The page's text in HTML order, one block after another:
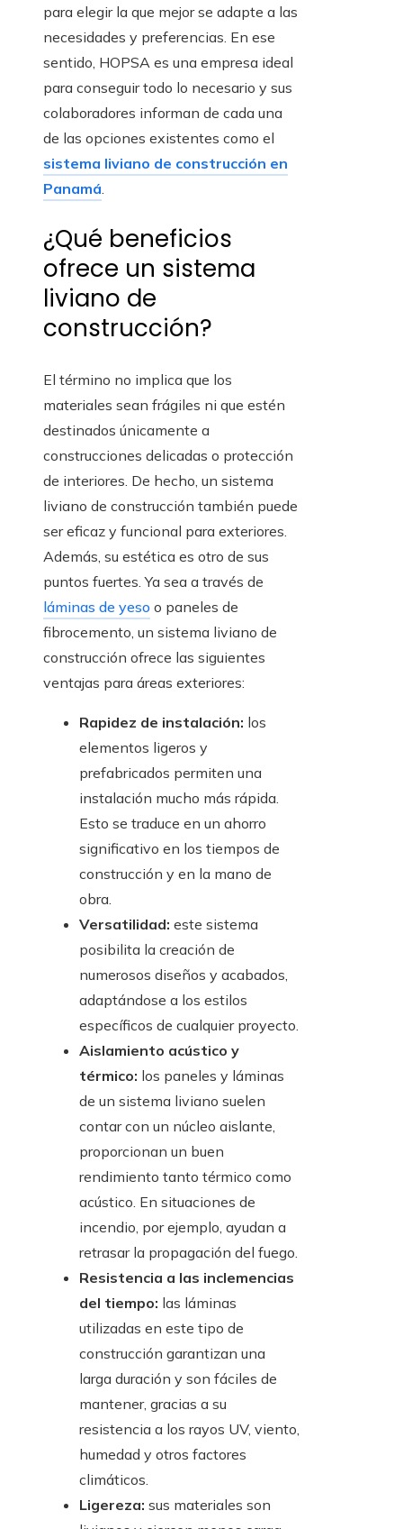
para elegir la que mejor se adapte a las
necesidades y preferencias. En ese
sentido, HOPSA es una empresa ideal
para conseguir todo lo necesario y sus
colaboradores informan de cada una
de las opciones existentes como el
sistema liviano de construcción en
Panamá.
¿Qué beneficios
ofrece un sistema
liviano de
construcción?
El término no implica que los
materiales sean frágiles ni que estén
destinados únicamente a
construcciones delicadas o protección
de interiores. De hecho, un sistema
liviano de construcción también puede
ser eficaz y funcional para exteriores.
Además, su estética es otro de sus
puntos fuertes. Ya sea a través de
láminas de yeso o paneles de
fibrocemento, un sistema liviano de
construcción ofrece las siguientes
ventajas para áreas exteriores:
Rapidez de instalación: los
elementos ligeros y
prefabricados permiten una
instalación mucho más rápida.
Esto se traduce en un ahorro
significativo en los tiempos de
construcción y en la mano de
obra.
Versatilidad: este sistema
posibilita la creación de
numerosos diseños y acabados,
adaptándose a los estilos
específicos de cualquier proyecto.
Aislamiento acústico y
térmico: los paneles y láminas
de un sistema liviano suelen
contar con un núcleo aislante,
proporcionan un buen
rendimiento tanto térmico como
acústico. En situaciones de
incendio, por ejemplo, ayudan a
retrasar la propagación del fuego.
Resistencia a las inclemencias
del tiempo: las láminas
utilizadas en este tipo de
construcción garantizan una
larga duración y son fáciles de
mantener, gracias a su
resistencia a los rayos UV, viento,
humedad y otros factores
climáticos.
Ligereza: sus materiales son